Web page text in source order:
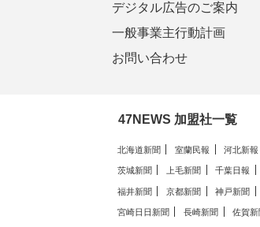
デジタル広告のご案内
一般事業主行動計画
お問い合わせ
47NEWS 加盟社一覧
北海道新聞 室蘭民報 河北新報
茨城新聞 上毛新聞 千葉日報
福井新聞 京都新聞 神戸新聞
宮崎日日新聞 長崎新聞 佐賀新